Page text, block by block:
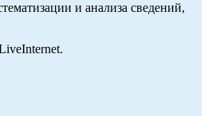
и анализа сведений,